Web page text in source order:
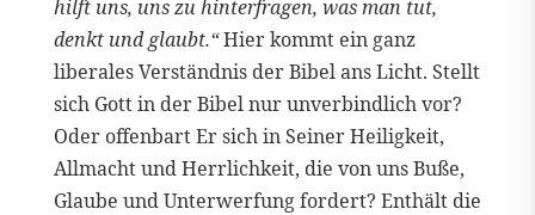
hilft uns, uns zu hinterfragen, was man tut,
denkt und glaubt.“Hier kommt ein ganz
liberales Verständnis der Bibel ans Licht. Stellt
sich Gott in der Bibel nur unverbindlich vor?
Oder offenbart Er sich in Seiner Heiligkeit,
Allmacht und Herrlichkeit, die von uns Buße,
Glaube und Unterwerfung fordert? Enthält die